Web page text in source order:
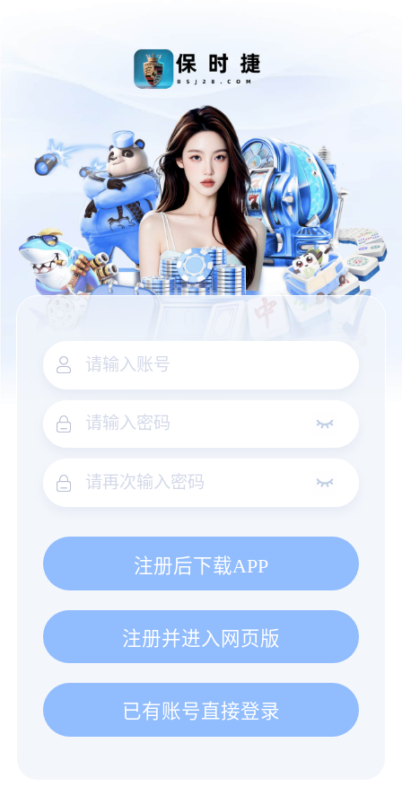
注册后下载APP
注册并进入网页版
已有账号直接登录